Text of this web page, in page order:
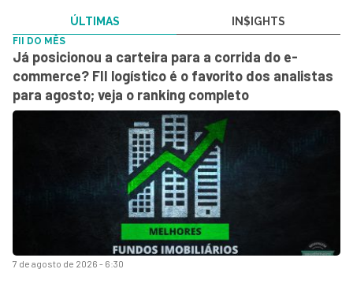
ÚLTIMAS IN$IGHTS
7 de agosto de 2026 - 6:30
FII DO MÊS
Já posicionou a carteira para a corrida do e-
commerce? FII logístico é o favorito dos analistas
para agosto; veja o ranking completo